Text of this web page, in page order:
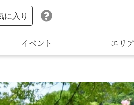
イベント エリア
に入り